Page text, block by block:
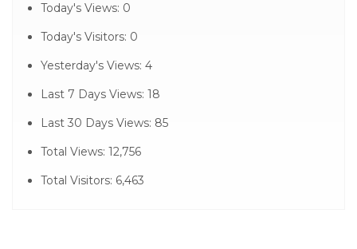
Today's Views: 0
Today's Visitors: 0
Yesterday's Views: 4
Last 7 Days Views: 18
Last 30 Days Views: 85
Total Views: 12,756
Total Visitors: 6,463